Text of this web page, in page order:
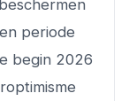
periode
begin 2026